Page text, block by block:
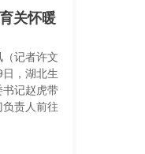
关怀暖
记者许文
，湖北生
记赵虎带
责人前往